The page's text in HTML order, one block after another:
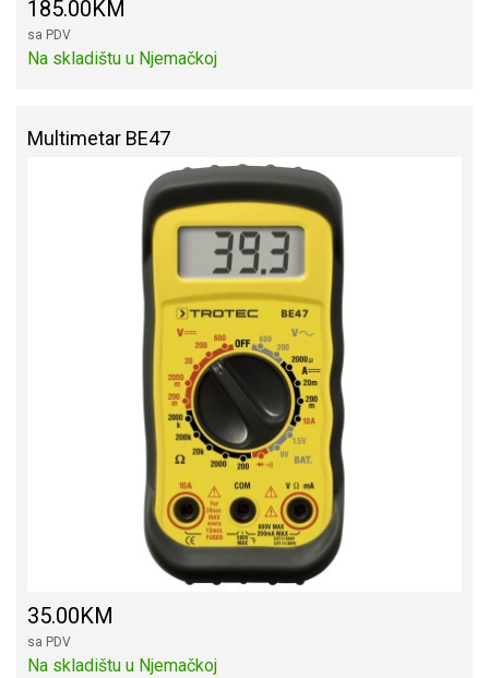
185.00KM
sa PDV
Na skladištu u Njemačkoj
Multimetar BE47
35.00KM
sa PDV
Na skladištu u Njemačkoj